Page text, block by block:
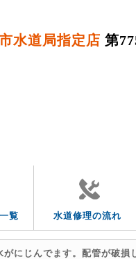
水道局指定店 第
覧 水道修理の流れ
がにじんでます。配管が破損